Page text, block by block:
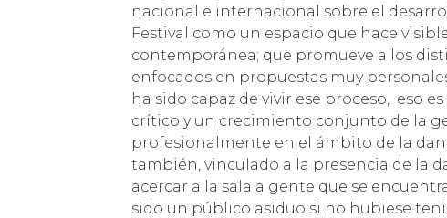
nacional e internacional sobre el
Festival como un espacio que hace
contemporánea; que promueve a los
enfocados en propuestas muy
ha sido capaz de vivir ese proceso, eso
crítico y un crecimiento conjunto de la
profesionalmente en el ámbito de la
también, vinculado a la presencia de la
acercar a la sala a gente que se
sido un público asiduo si no hubiese